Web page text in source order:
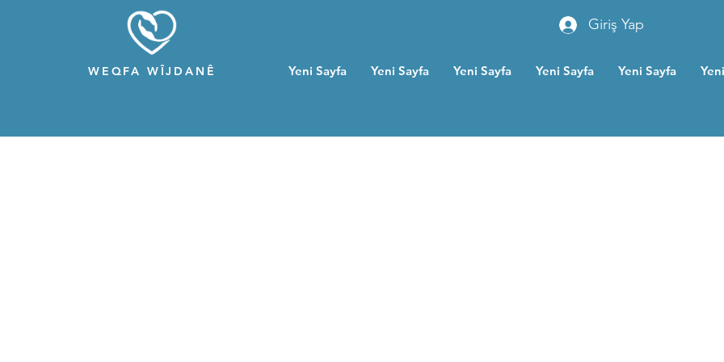
WEQFA WÎJDANÊ
Giriş Yap
Yeni Sayfa Yeni Sayfa Yeni Sayfa Yeni Sayfa Yeni Sayfa